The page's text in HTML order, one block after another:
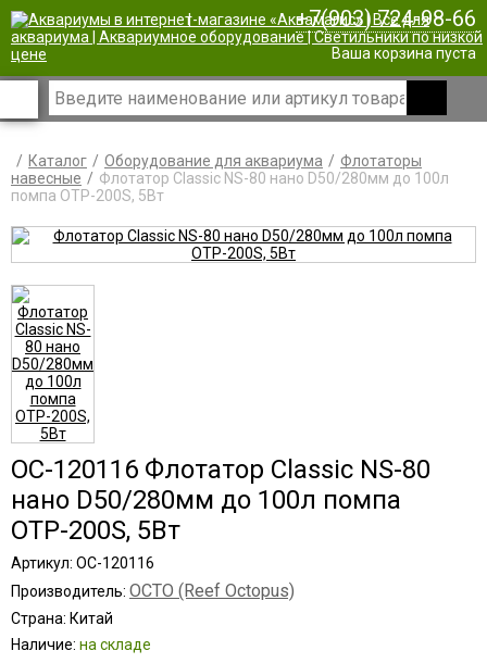
| +7(903) 724-98-66
Ваша корзина пуста
Каталог Оборудование для аквариума
Флотаторы
навесные
Флотатор Classic NS-80 нано D50/280мм до 100л
помпа ОТР-200S, 5Вт
OC-120116 Флотатор Classic NS-80
нано D50/280мм до 100л помпа
ОТР-200S, 5Вт
Артикул: OC-120116
Производитель: OCTO (Reef Octopus)
Страна: Китай
Наличие: на складе